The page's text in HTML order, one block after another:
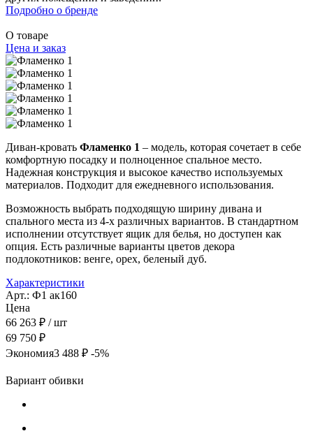
Подробно о бренде
О товаре
Цена и заказ
Диван-кровать Фламенко 1 – модель, которая сочетает в себе
комфортную посадку и полноценное спальное место.
Надежная конструкция и высокое качество используемых
материалов. Подходит для ежедневного использования.
Возможность выбрать подходящую ширину дивана и
спального места из 4-х различных вариантов. В стандартном
исполнении отсутствует ящик для белья, но доступен как
опция. Есть различные варианты цветов декора
подлокотников: венге, орех, беленый дуб.
Характеристики
Арт.: Ф1 ак160
Цена
66 263 ₽ / шт
69 750 ₽
Экономия3 488 ₽ -5%
Вариант обивки